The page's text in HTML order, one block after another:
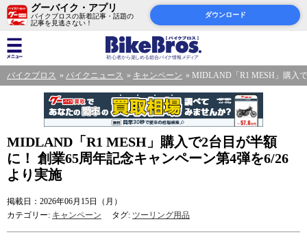
グーバイク・アプリ
バイクブロスの新着記事・話題の
記事を見逃さない！
ダウンロード
バイクブロス バイクニュース キャンペーン MIDLAND「R1 MESH」購入
MIDLAND「R1 MESH」購入で2台目が半額
に！ 創業65周年記念キャンペーン第4弾を6/26
より実施
掲載日：2026年06月15日（月）
カテゴリー: キャンペーン タグ: ツーリング用品